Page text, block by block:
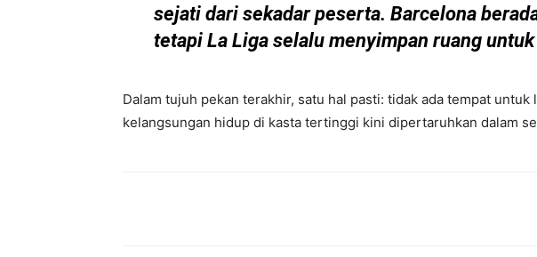
sejati dari sekadar peserta. Barcelona
tetapi La Liga selalu menyimpan ruang untuk
Dalam tujuh pekan terakhir, satu hal pasti: tidak ada tempat untuk
kelangsungan hidup di kasta tertinggi kini dipertaruhkan dalam